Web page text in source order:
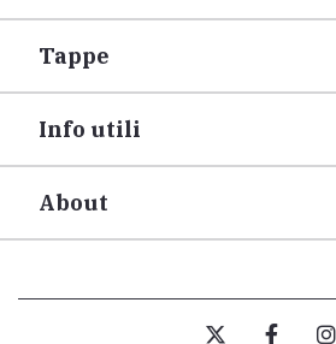
Tappe
Info utili
About